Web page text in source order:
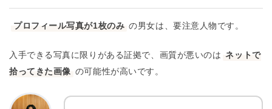
プロフィール写真が1枚のみ の男女は、要注意人物です。
入手できる写真に限りがある証拠で、画質が悪いのは ネットで
拾ってきた画像 の可能性が高いです。